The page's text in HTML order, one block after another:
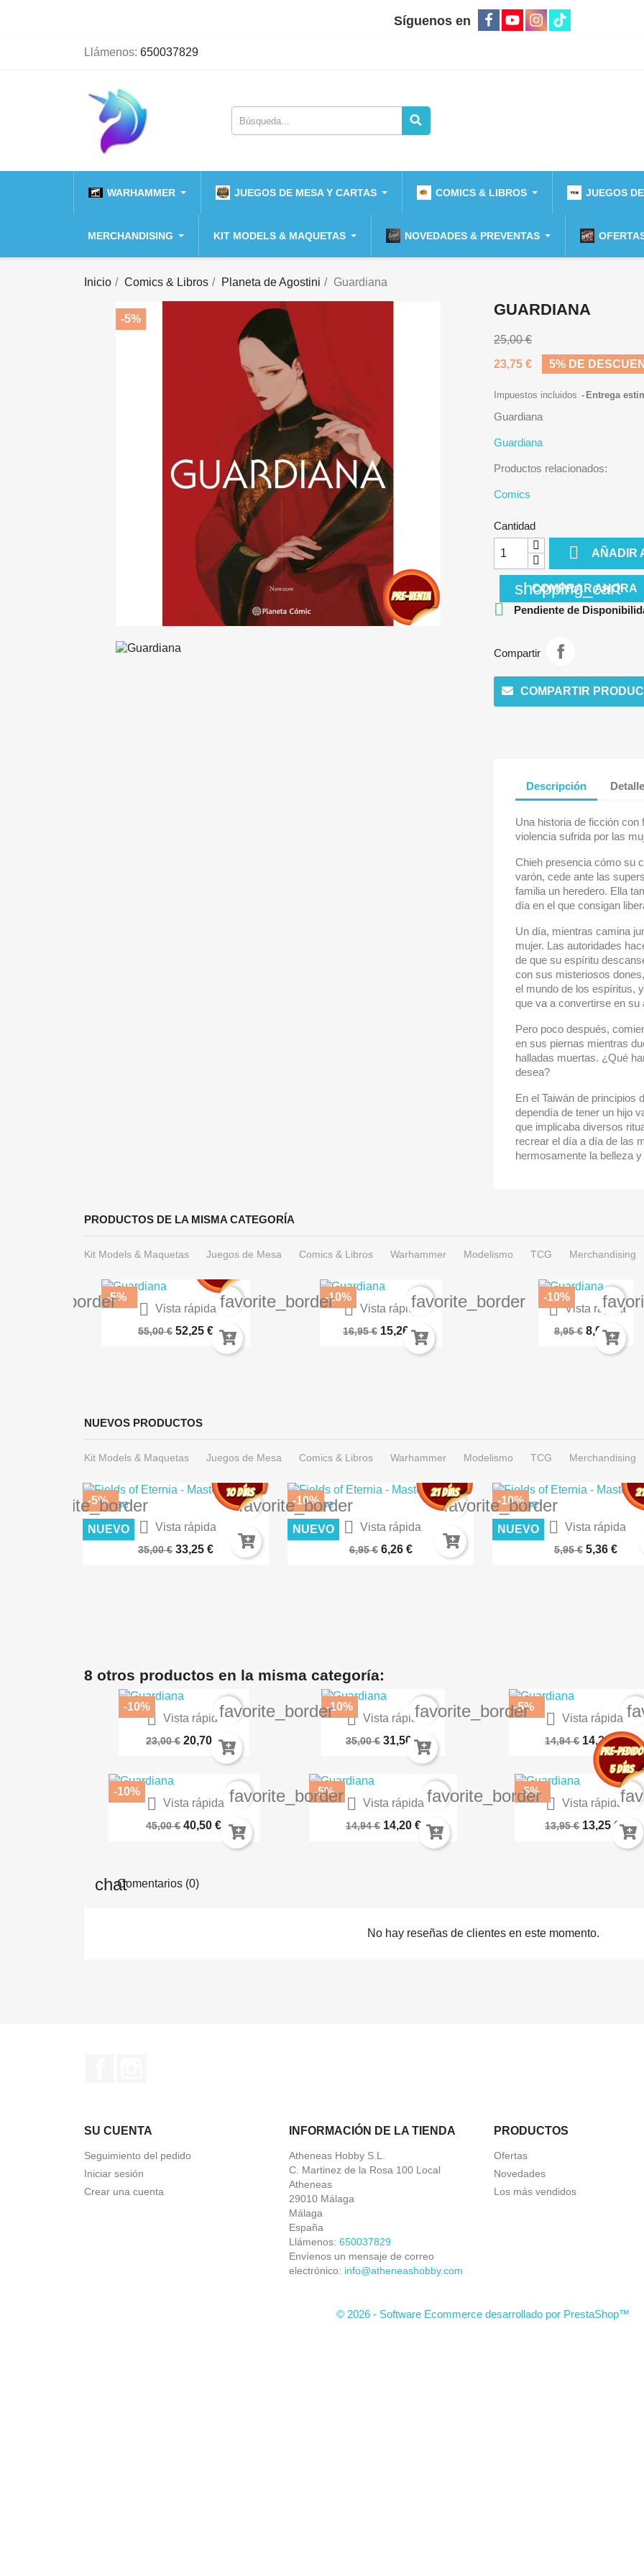
Síguenos en
Llámenos: 650037829
WARHAMMER JUEGOS DE MESA Y CARTAS COMICS & LIBROS JUEGOS
MERCHANDISING KIT MODELS & MAQUETAS NOVEDADES & PREVENTAS
Inicio Comics & Libros Planeta de Agostini Guardiana
-5%
GUARDIANA
25,00 €
23,75 €
5% DE
Impuestos incluidos Entrega
Guardiana
Guardiana
Productos relacionados:
Comics
Cantidad
 AÑADIR
shopping_cart
COMPRAR AHORA
 Pendiente de
Compartir
COMPARTIR
Descripción
Una historia de ficción
violencia sufrida por las
Chieh presencia cómo su
varón, cede ante las
familia un heredero. Ella
día en el que consigan
Un día, mientras camina
mujer. Las autoridades
de que su espíritu
con sus misteriosos
el mundo de los espíritus,
que va a convertirse en su
Pero poco después,
en sus piernas mientras
halladas muertas. ¿Qué
desea?
En el Taiwán de principios
dependía de tener un hijo
que implicaba diversos
recrear el día a día de las
hermosamente la belleza
PRODUCTOS DE LA MISMA CATEGORÍA
Kit Models & Maquetas Juegos de Mesa Comics & Libros Warhammer Modelismo TCG Merchandising
favorite_border  Vista rápida
Spawn Integral Nº 10 (Español)
55,00 € 52,25 €
-5% favorite_border  Vista rápida
Alicia En El Pais De Las...
16,95 € 15,26 €
-10% favorite_border  Vista rápida
El Viaje De Elaina 2
8,95 € 8,06 €
-10%
NUEVOS PRODUCTOS
Kit Models & Maquetas Juegos de Mesa Comics & Libros Warhammer Modelismo TCG Merchandising
favorite_border

Vista rápida
Warhammer 40.000: Imperium...
35,00 € 33,25 €
-5%
NUEVO
favorite_border

Vista rápida
DESIERTO LUNAR – TERRENOS...
6,95 € 6,26 €
-10%
NUEVO
favorite_border

Vista rápida
CÉSPED FLOCK 2MM SECO
5,95 € 5,36 €
-10%
NUEVO
8 otros productos en la misma categoría:
 Vista rápida
Star Wars La Fuerza Viva...
23,00 € 20,70 €
-10% favorite_border  Vista rápida
Star Wars Imperio Oscuro
35,00 € 31,50 €
-10% favorite_border  Vista rápida
Dragon Quest The
14,94 € 14,20 €
-5%
 Vista rápida
Star Wars Legado 2 (Leyendas)
45,00 € 40,50 €
-10% favorite_border  Vista rápida
Dragon Quest The Adventure...
14,94 € 14,20 €
-5% favorite_border  Vista rápida
Super Princesa Unicornio 02
13,95 € 13,25 €
-5%
Comentarios (0)
No hay reseñas de clientes en este momento.
SU CUENTA
Seguimiento del pedido
Iniciar sesión
Crear una cuenta
INFORMACIÓN DE LA TIENDA
Atheneas Hobby S.L.
C. Martinez de la Rosa 100 Local
Atheneas
29010 Málaga
Málaga
España
Llámenos: 650037829
Envíenos un mensaje de correo
electrónico: info@atheneashobby.com
PRODUCTOS
Ofertas
Novedades
Los más vendidos
© 2026 - Software Ecommerce desarrollado por PrestaShop™